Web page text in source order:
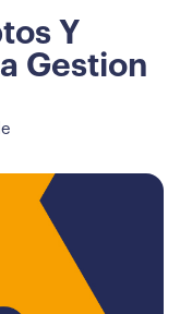
Y
Gestion